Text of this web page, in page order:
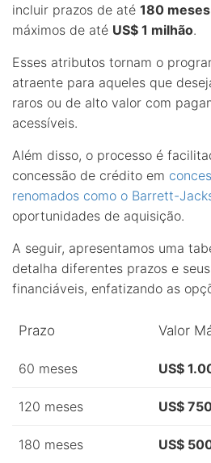
incluir prazos de até 180 meses
máximos de até US$ 1 milhão.
Esses atributos tornam o
atraente para aqueles que
raros ou de alto valor com
acessíveis.
Além disso, o processo é
concessão de crédito em
renomados como o Barrett-
oportunidades de aquisição.
A seguir, apresentamos uma
detalha diferentes prazos e
financiáveis, enfatizando as
Prazo Valor
60 meses US$
120 meses US$
180 meses
US$